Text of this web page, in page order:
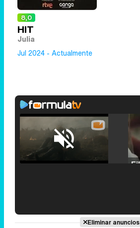
8,0
HIT
Julia
Jul 2024 - Actualmente
/
Loaded
25.30%
Eliminar anuncios